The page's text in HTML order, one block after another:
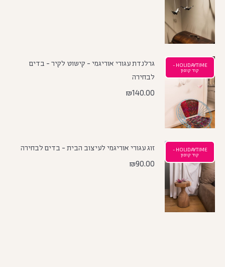
HOLIDAYTIME -
קוד קופון
גרלנדת עגורי אוריגמי - קישוט לקיר - בדים
לבחירה
₪140.00
HOLIDAYTIME -
קוד קופון
זוג עגורי אוריגמי לעיצוב הבית - בדים לבחירה
₪90.00